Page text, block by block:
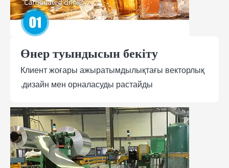
Өнер туындысын бекіту
Клиент жоғары ажыратымдылықтағы векторлық
дизайн мен орналасуды растайды.